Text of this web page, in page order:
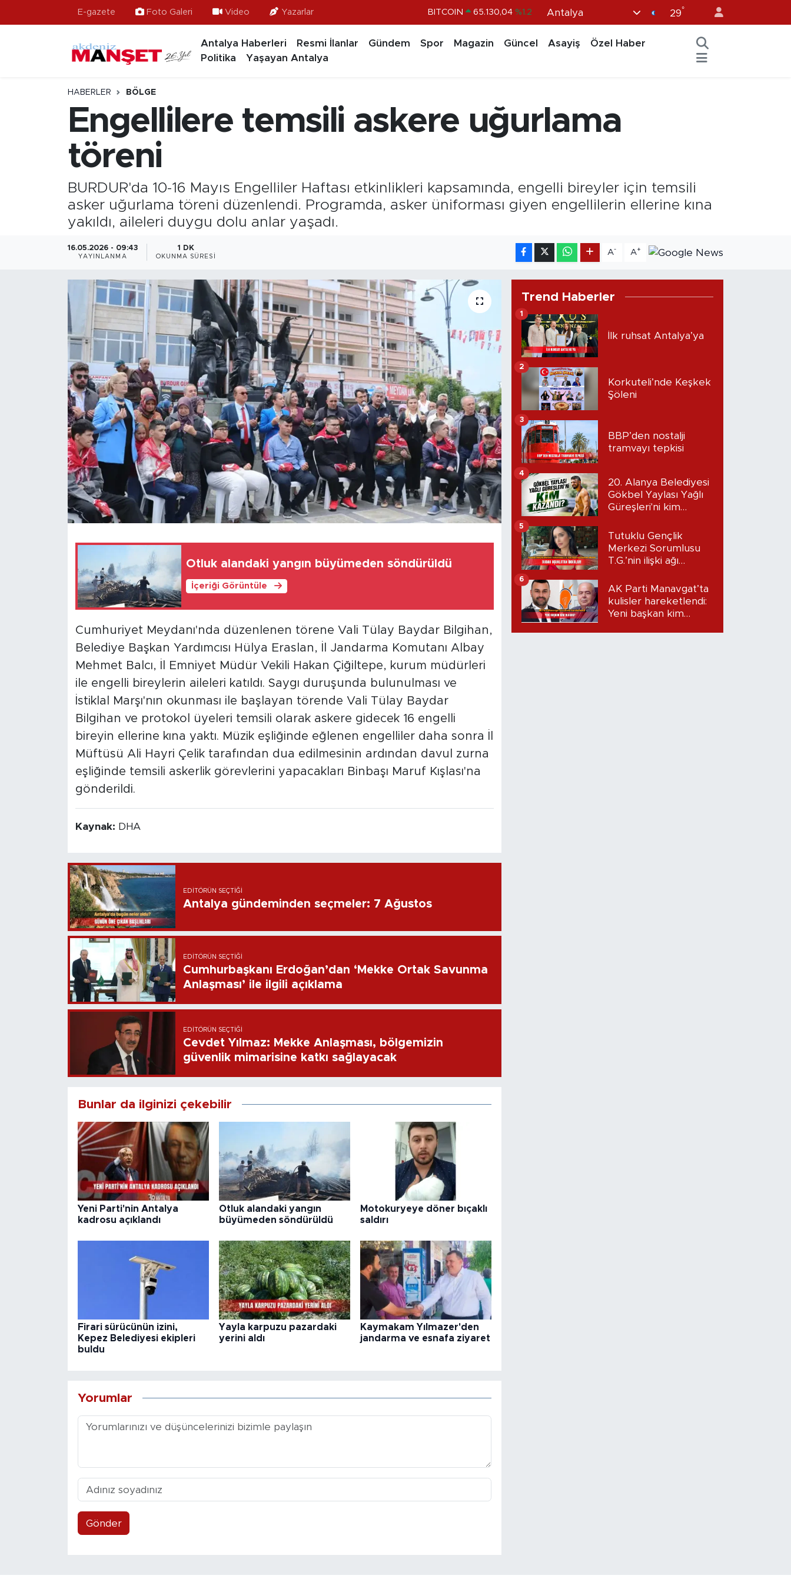
E-gazete Foto Galeri Video Yazarlar BITCOIN 65.130,04 %1.2
BİST100 13.773
Antalya 29°
Antalya Haberleri Resmi İlanlar Gündem Spor Magazin Güncel Asayiş
Özel Haber
Politika
Yaşayan Antalya
HABERLER BÖLGE
Engellilere temsili askere uğurlama
töreni
BURDUR'da 10-16 Mayıs Engelliler Haftası etkinlikleri kapsamında, engelli bireyler için temsili
asker uğurlama töreni düzenlendi. Programda, asker üniforması giyen engellilerin ellerine kına
yakıldı, aileleri duygu dolu anlar yaşadı.
16.05.2026 - 09:43
YAYINLANMA
1 DK
OKUNMA SÜRESI
A- A+
Otluk alandaki yangın büyümeden söndürüldü
İçeriği Görüntüle
Cumhuriyet Meydanı'nda düzenlenen törene Vali Tülay Baydar Bilgihan,
Belediye Başkan Yardımcısı Hülya Eraslan, İl Jandarma Komutanı Albay
Mehmet Balcı, İl Emniyet Müdür Vekili Hakan Çiğiltepe, kurum müdürleri
ile engelli bireylerin aileleri katıldı. Saygı duruşunda bulunulması ve
İstiklal Marşı'nın okunması ile başlayan törende Vali Tülay Baydar
Bilgihan ve protokol üyeleri temsili olarak askere gidecek 16 engelli
bireyin ellerine kına yaktı. Müzik eşliğinde eğlenen engelliler daha sonra İl
Müftüsü Ali Hayri Çelik tarafından dua edilmesinin ardından davul zurna
eşliğinde temsili askerlik görevlerini yapacakları Binbaşı Maruf Kışlası'na
gönderildi.
Kaynak: DHA
EDITÖRÜN SEÇTIĞI
Antalya gündeminden seçmeler: 7 Ağustos
EDITÖRÜN SEÇTIĞI
Cumhurbaşkanı Erdoğan’dan ‘Mekke Ortak Savunma
Anlaşması’ ile ilgili açıklama
EDITÖRÜN SEÇTIĞI
Cevdet Yılmaz: Mekke Anlaşması, bölgemizin
güvenlik mimarisine katkı sağlayacak
Bunlar da ilginizi çekebilir
Yeni Parti'nin Antalya
kadrosu açıklandı
Otluk alandaki yangın
büyümeden söndürüldü
Motokuryeye döner bıçaklı
saldırı
Firari sürücünün izini,
Kepez Belediyesi ekipleri
buldu
Yayla karpuzu pazardaki
yerini aldı
Kaymakam Yılmazer'den
jandarma ve esnafa ziyaret
Yorumlar
Gönder
Trend Haberler
İlk ruhsat Antalya’ya
1
Korkuteli’nde Keşkek
Şöleni
2
BBP’den nostalji
tramvayı tepkisi
3
20. Alanya Belediyesi
Gökbel Yaylası Yağlı
Güreşleri'ni kim
4
Tutuklu Gençlik
Merkezi Sorumlusu
T.G.’nin ilişki ağı
Dudak uçuklatan
iddialar!
5
AK Parti Manavgat’ta
kulisler hareketlendi:
Yeni başkan kim
6
Ekonomi
Gündem
Kültür- Sanat
Özel Haber
Politika
Resmi İlanlar
Turizm
Hava Durumu
Süper Lig Puan Durumu ve Fikstür
Tüm Manşetler
Son Dakika Haberleri
Haber Arşivi